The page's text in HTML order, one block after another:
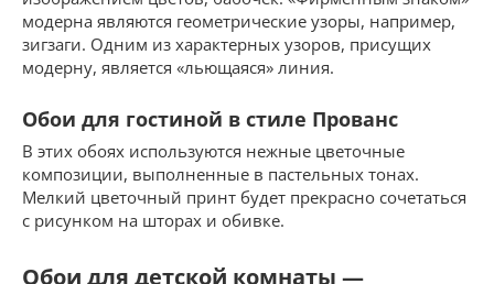
модерна являются геометрические узоры, например,
зигзаги. Одним из характерных узоров, присущих
модерну, является «льющаяся» линия.
Обои для гостиной в стиле Прованс
В этих обоях используются нежные цветочные
композиции, выполненные в пастельных тонах.
Мелкий цветочный принт будет прекрасно сочетаться
с рисунком на шторах и обивке.
Обои для детской комнаты —